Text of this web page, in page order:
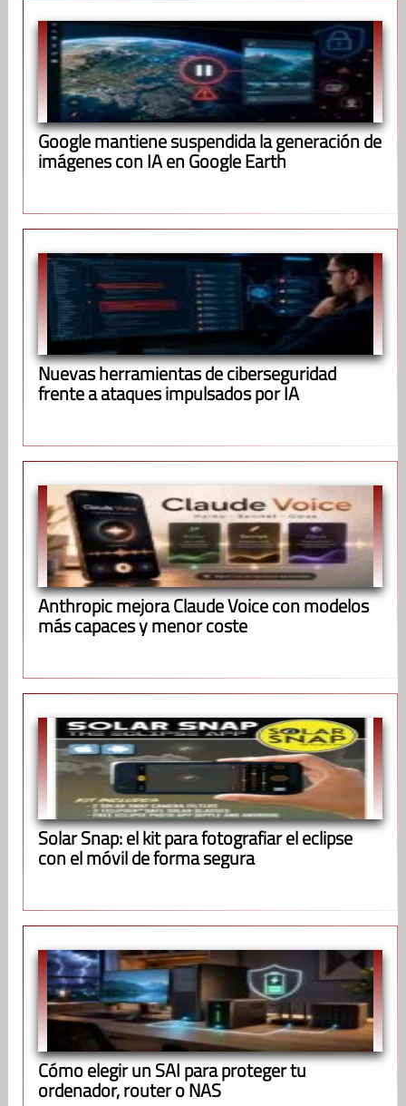
Google mantiene suspendida la generación de
imágenes con IA en Google Earth
Nuevas herramientas de ciberseguridad
frente a ataques impulsados por IA
Anthropic mejora Claude Voice con modelos
más capaces y menor coste
Solar Snap: el kit para fotografiar el eclipse
con el móvil de forma segura
Cómo elegir un SAI para proteger tu
ordenador, router o NAS